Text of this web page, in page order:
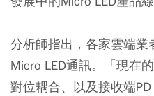
分析師指出，各家雲端業
Micro LED通訊。「現在
對位耦合、以及接收端